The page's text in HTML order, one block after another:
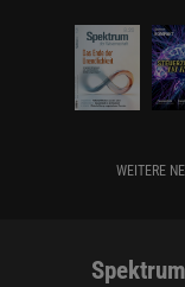
WEITERE
Spektrum